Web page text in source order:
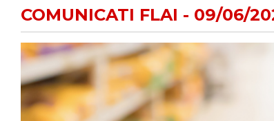
COMUNICATI FLAI - 09/06/